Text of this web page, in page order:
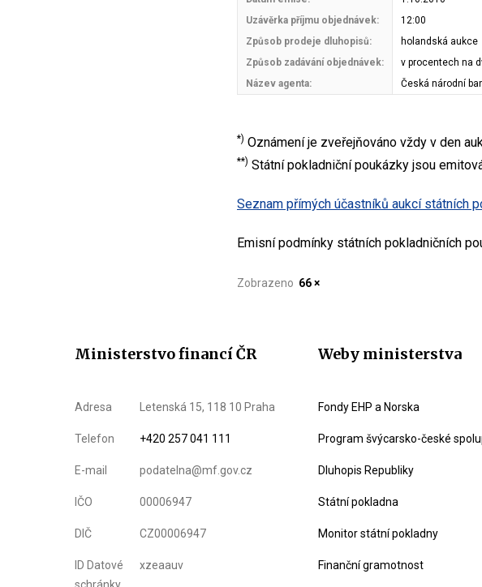
Uzávěrka příjmu objednávek:
12:00
Způsob prodeje dluhopisů:
holandská aukce
Způsob zadávání objednávek:
v procentech na
Název agenta:
Česká národní
*) Oznámení je zveřejňováno vždy v den
**) Státní pokladniční poukázky jsou
Seznam přímých účastníků aukcí státních
Emisní podmínky státních pokladničních
Zobrazeno 66 ×
Ministerstvo financí ČR
Adresa Letenská 15, 118 10 Praha
Telefon +420 257 041 111
E-mail podatelna@mf.gov.cz
IČO 00006947
DIČ CZ00006947
ID Datové
xzeaauv
Weby ministerstva
Fondy EHP a Norska
Program švýcarsko-české
Dluhopis Republiky
Státní pokladna
Monitor státní pokladny
Finanční gramotnost